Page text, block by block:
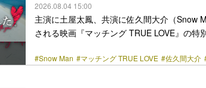
2026.08.04 15:00
主演に土屋太鳳、共演に佐久間大介（Snow
される映画『マッチング TRUE LOVE』の
編。公開時に邦画実写映画として2週連続
#Snow Man #マッチング TRUE LOVE #佐久間大介